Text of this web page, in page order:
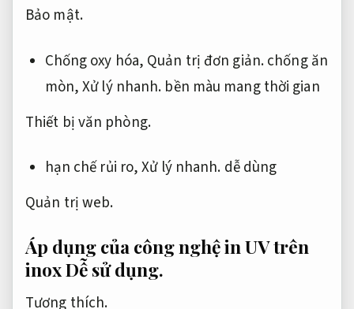
Bảo mật.
Chống oxy hóa, Quản trị đơn giản.chống ăn
mòn,Xử lý nhanh. bền màu mang thời gian
Thiết bị văn phòng.
hạn chế rủi ro,Xử lý nhanh. dễ dùng
Quản trị web.
Áp dụng của công nghệ in UV trên
inoxDễ sử dụng.
Tương thích.